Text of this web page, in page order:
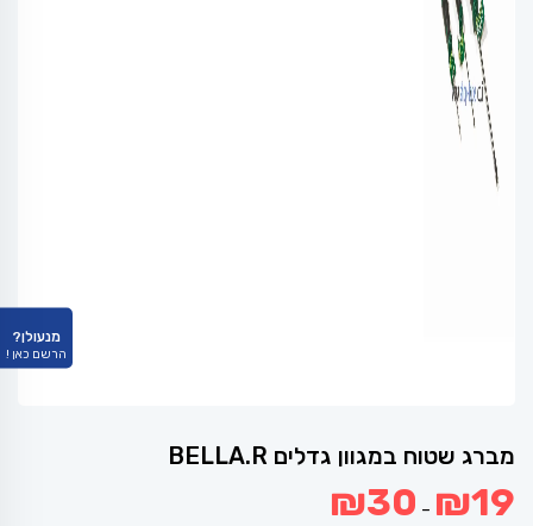
מברג שטוח במגוון גדלים BELLA.R
₪19
–
₪30
מנעולן?
הרשם כאן !